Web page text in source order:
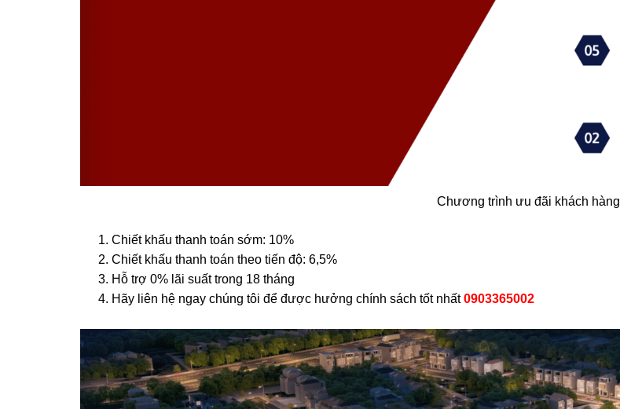
Chương trình ưu đãi khách hàng
Chiết khấu thanh toán sớm: 10%
Chiết khấu thanh toán theo tiến độ: 6,5%
Hỗ trợ 0% lãi suất trong 18 tháng
Hãy liên hệ ngay chúng tôi để được hưởng chính sách tốt nhất0903365002